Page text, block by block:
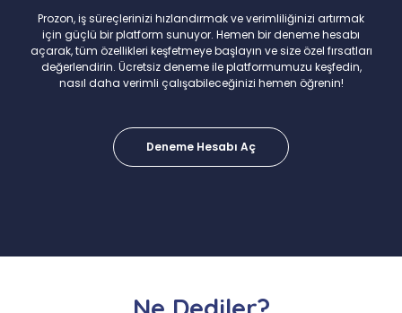
Prozon, iş süreçlerinizi hızlandırmak ve verimliliğinizi artırmak
için güçlü bir platform sunuyor. Hemen bir deneme hesabı
açarak, tüm özellikleri keşfetmeye başlayın ve size özel fırsatları
değerlendirin. Ücretsiz deneme ile platformumuzu keşfedin,
nasıl daha verimli çalışabileceğinizi hemen öğrenin!
Deneme Hesabı Aç